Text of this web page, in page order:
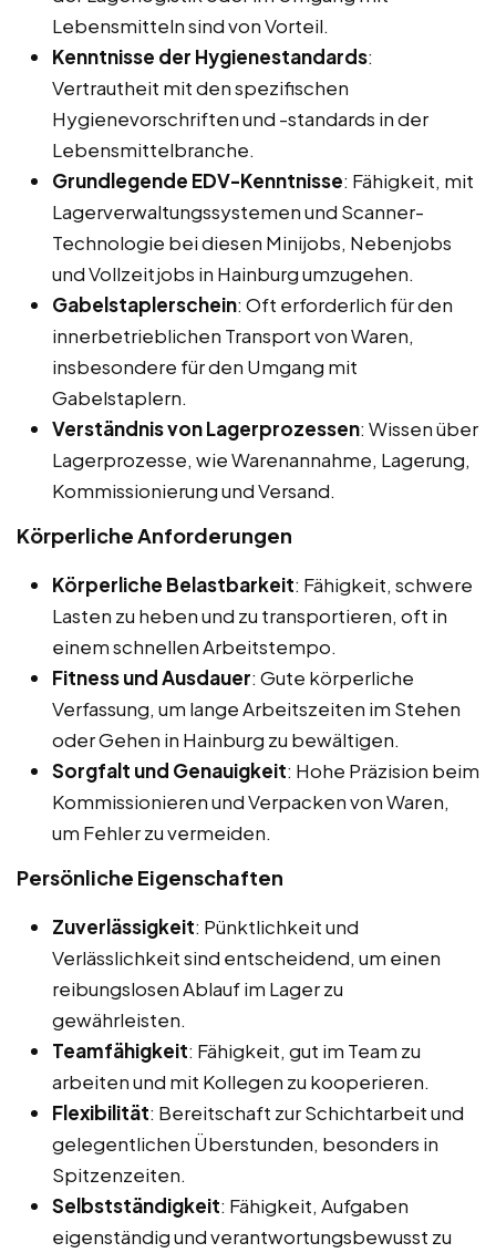
Lebensmitteln sind von Vorteil.
Kenntnisse der Hygienestandards:
Vertrautheit mit den spezifischen
Hygienevorschriften und -standards in der
Lebensmittelbranche.
Grundlegende EDV-Kenntnisse: Fähigkeit, mit
Lagerverwaltungssystemen und Scanner-
Technologie bei diesen Minijobs, Nebenjobs
und Vollzeitjobs in Hainburg umzugehen.
Gabelstaplerschein: Oft erforderlich für den
innerbetrieblichen Transport von Waren,
insbesondere für den Umgang mit
Gabelstaplern.
Verständnis von Lagerprozessen: Wissen über
Lagerprozesse, wie Warenannahme, Lagerung,
Kommissionierung und Versand.
Körperliche Anforderungen
Körperliche Belastbarkeit: Fähigkeit, schwere
Lasten zu heben und zu transportieren, oft in
einem schnellen Arbeitstempo.
Fitness und Ausdauer: Gute körperliche
Verfassung, um lange Arbeitszeiten im Stehen
oder Gehen in Hainburg zu bewältigen.
Sorgfalt und Genauigkeit: Hohe Präzision beim
Kommissionieren und Verpacken von Waren,
um Fehler zu vermeiden.
Persönliche Eigenschaften
Zuverlässigkeit: Pünktlichkeit und
Verlässlichkeit sind entscheidend, um einen
reibungslosen Ablauf im Lager zu
gewährleisten.
Teamfähigkeit: Fähigkeit, gut im Team zu
arbeiten und mit Kollegen zu kooperieren.
Flexibilität: Bereitschaft zur Schichtarbeit und
gelegentlichen Überstunden, besonders in
Spitzenzeiten.
Selbstständigkeit: Fähigkeit, Aufgaben
eigenständig und verantwortungsbewusst zu